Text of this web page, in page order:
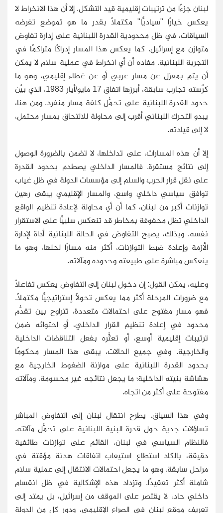
لبنان جزءًا من ترتيبات إقليمية قيد التشكل. إلا أن هذا الانخراط لا
يعكس خيارًا "سياديًّا" مكتملًا بقدر ما هو تموضع تفرضه
السياقات، في ظل محدودية القدرة اللبنانية على إدارة تفاوض
متوازن مع إسرائيل. كما يعكس هذا المسار إدراكًا متراكمًا في
التجربة اللبنانية، مفاده أن أي انخراط في عملية سلام لا يمكن
أن يتم بمعزل عن مسار عربي أو عن غطاء إقليمي، وهو ما
كرَّسته تجارب سابقة، أبرزها اتفاق 17 مايو/أيار 1983، الذي بيَّن
حدود القدرة اللبنانية على تحمُّل كلفة مسار منفرد. ومن هنا،
يبدو التحرك اللبناني أقرب إلى محاولة للالتحاق بمسار محتمل،
لا إلى قيادته.
إلا أن هذه المسارات، على تداخلها، لا تضمن بالضرورة الوصول
إلى نتائج مستقرة. فالمسار الداخلي يصطدم بحدود القدرة
على نقل قرار الحرب والسلم إلى مؤسسات الدولة في ظل غياب
توافق سياسي داخلي واسع، والمسار الإقليمي يبقى رهين
توازنات أكبر من لبنان، كما أن أي محاولة لإعادة تنظيم الواقع
الداخلي تظل محفوفة بمخاطر قد تنعكس سلبيًّا على الاستقرار
نفسه. وبذلك، يصبح التفاوض في الحالة اللبنانية أداة لإدارة
الأزمة وإعادة ضبط التوازنات، أكثر منه مسارًا لحلها، وهو ما
ينعكس مباشرة على طبيعته وحدوده ومآلاته.
وعليه، يمكن القول: إن دخول لبنان إلى التفاوض يعكس تفاعلًا
مع ضرورات المرحلة أكثر مما يعكس تحولًا إستراتيجيًّا مكتملًا.
فهو مسار مفتوح على احتمالات متعددة، تتراوح بين تقدُّم
محدود في إعادة تنظيم القرار الداخلي، أو احتوائه ضمن
ترتيبات إقليمية أوسع، أو تعثُّره بفعل التناقضات الداخلية
والخارجية. وفي جميع الحالات، يبقى هذا المسار محكومًا
بحدود القدرة اللبنانية على موازنة الضغوط الخارجية مع
هشاشة بنيته الداخلية؛ ما يجعل نتائجه غير محسومة، ومآلاته
مفتوحة على أكثر من اتجاه.
وفي هذا السياق، يطرح انتقال لبنان إلى التفاوض المباشر
تساؤلات جدية حول قدرة البنية اللبنانية على تحمُّل مآلاته.
فالنظام السياسي في لبنان، القائم على توازنات طائفية
دقيقة، بالكاد استطاع استيعاب اتفاقات هدنة مؤقتة في
مراحل سابقة، وهو ما يجعل احتمالات الانتقال إلى عملية سلام
شاملة أكثر تعقيدًا. وتزداد هذه الإشكالية في ظل انقسام
داخلي حاد، لا يقتصر على الموقف من إسرائيل، بل يمتد إلى
تعريف موقع لبنان في الصراع الإقليمي، ودور كل من الدولة